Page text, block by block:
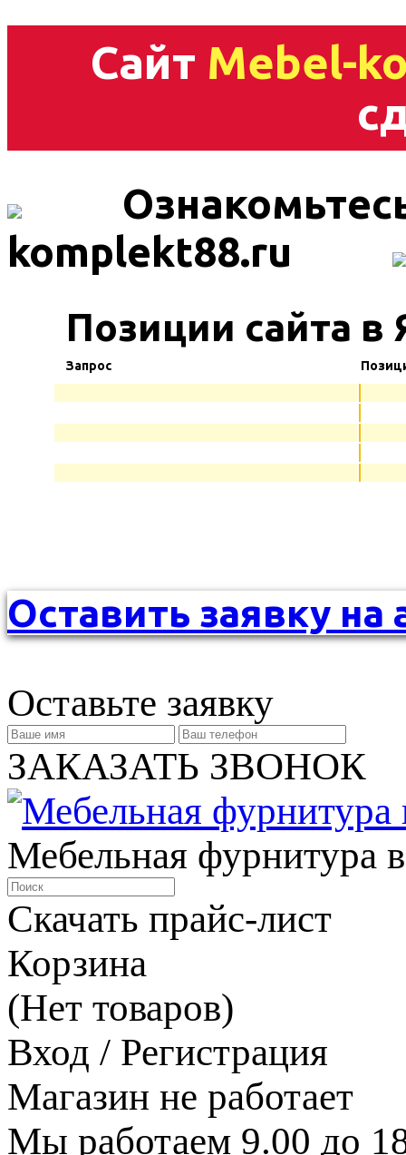
Сайт Mebel-
komplekt88.ru
Позиции сайта в
Запрос
Оставить заявку на
Оставьте заявку
ЗАКАЗАТЬ ЗВОНОК
Мебельная фурнитура
Скачать прайс-лист
Корзина
(Нет товаров)
Вход / Регистрация
Магазин не работает
Мы работаем 9.00 до